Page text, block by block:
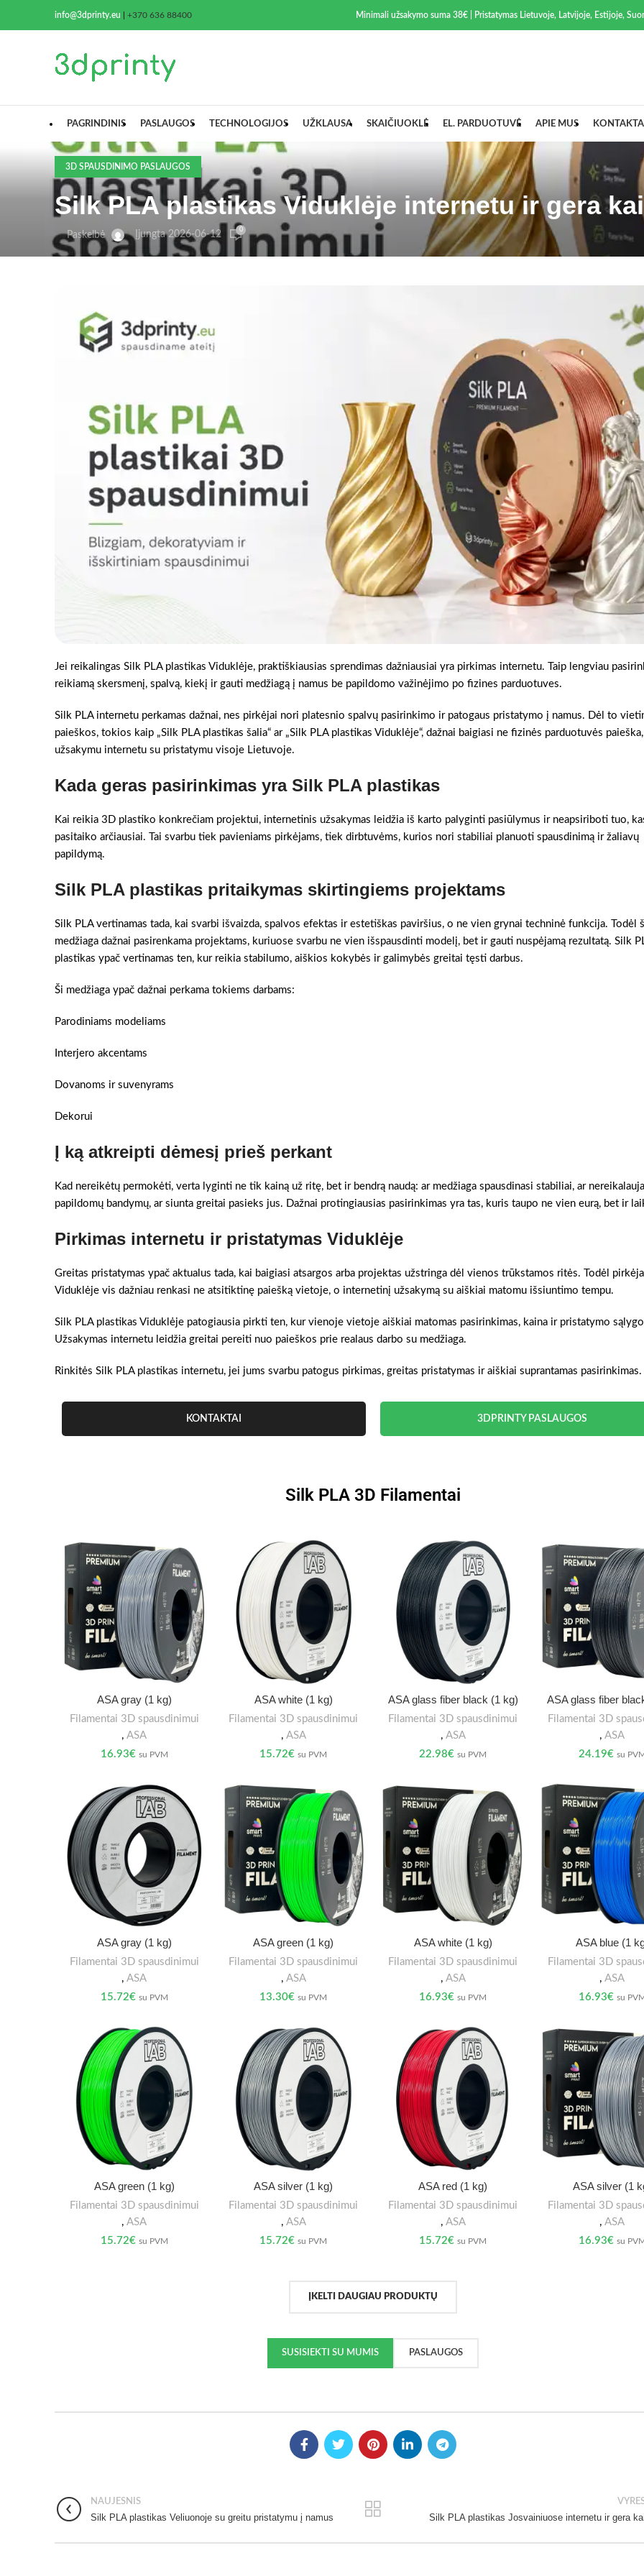
info@3dprinty.eu +370 636 88400 Minimali užsakymo suma 38€ | Pristatymas Lietuvoje, Latvijoje, Estijoje,
PAGRINDINIS PASLAUGOS TECHNOLOGIJOS UŽKLAUSA SKAIČIUOKLĖ EL. PARDUOTUVĖ APIE MUS
3D SPAUSDINIMO PASLAUGOS
Silk PLA plastikas Viduklėje internetu ir gera
Paskelbė Įjungta 2026-06-12 0
Jei reikalingas Silk PLA plastikas Viduklėje, praktiškiausias sprendimas dažniausiai yra pirkimas internetu. Taip lengviau
reikiamą skersmenį, spalvą, kiekį ir gauti medžiagą į namus be papildomo važinėjimo po fizines parduotuves.
Silk PLA internetu perkamas dažnai, nes pirkėjai nori platesnio spalvų pasirinkimo ir patogaus pristatymo į namus. Dėl to
paieškos, tokios kaip „Silk PLA plastikas šalia“ ar „Silk PLA plastikas Viduklėje“, dažnai baigiasi ne fizinės parduotuvės
užsakymu internetu su pristatymu visoje Lietuvoje.
Kada geras pasirinkimas yra Silk PLA plastikas
Kai reikia 3D plastiko konkrečiam projektui, internetinis užsakymas leidžia iš karto palyginti pasiūlymus ir neapsiriboti tuo,
pasitaiko arčiausiai. Tai svarbu tiek pavieniams pirkėjams, tiek dirbtuvėms, kurios nori stabiliai planuoti spausdinimą ir žaliavų
papildymą.
Silk PLA plastikas pritaikymas skirtingiems projektams
Silk PLA vertinamas tada, kai svarbi išvaizda, spalvos efektas ir estetiškas paviršius, o ne vien grynai techninė funkcija. Todėl
medžiaga dažnai pasirenkama projektams, kuriuose svarbu ne vien išspausdinti modelį, bet ir gauti nuspėjamą rezultatą. Silk
plastikas ypač vertinamas ten, kur reikia stabilumo, aiškios kokybės ir galimybės greitai tęsti darbus.
Ši medžiaga ypač dažnai perkama tokiems darbams:
Parodiniams modeliams
Interjero akcentams
Dovanoms ir suvenyrams
Dekorui
Į ką atkreipti dėmesį prieš perkant
Kad nereikėtų permokėti, verta lyginti ne tik kainą už ritę, bet ir bendrą naudą: ar medžiaga spausdinasi stabiliai, ar
papildomų bandymų, ar siunta greitai pasieks jus. Dažnai protingiausias pasirinkimas yra tas, kuris taupo ne vien eurą, bet ir
Pirkimas internetu ir pristatymas Viduklėje
Greitas pristatymas ypač aktualus tada, kai baigiasi atsargos arba projektas užstringa dėl vienos trūkstamos ritės. Todėl
Viduklėje vis dažniau renkasi ne atsitiktinę paiešką vietoje, o internetinį užsakymą su aiškiai matomu išsiuntimo tempu.
Silk PLA plastikas Viduklėje patogiausia pirkti ten, kur vienoje vietoje aiškiai matomas pasirinkimas, kaina ir pristatymo
Užsakymas internetu leidžia greitai pereiti nuo paieškos prie realaus darbo su medžiaga.
Rinkitės Silk PLA plastikas internetu, jei jums svarbu patogus pirkimas, greitas pristatymas ir aiškiai suprantamas pasirinkimas.
KONTAKTAI 3DPRINTY PASLAUGOS
Silk PLA 3D Filamentai
ASA gray (1 kg)
Filamentai 3D spausdinimui
,ASA
16.93€ su PVM
ASA white (1 kg)
Filamentai 3D spausdinimui
, ASA
15.72€ su PVM
ASA glass fiber black (1 kg)
Filamentai 3D spausdinimui
, ASA
22.98€ su PVM
ASA glass fiber
Filamentai 3D
,ASA
24.19€ su
ASA gray (1 kg)
Filamentai 3D spausdinimui
,ASA
15.72€ su PVM
ASA green (1 kg)
Filamentai 3D spausdinimui
, ASA
13.30€ su PVM
ASA white (1 kg)
Filamentai 3D spausdinimui
, ASA
16.93€ su PVM
ASA blue (1
Filamentai 3D
,ASA
16.93€ su
ASA green (1 kg)
Filamentai 3D spausdinimui
,ASA
15.72€ su PVM
ASA silver (1 kg)
Filamentai 3D spausdinimui
, ASA
15.72€ su PVM
ASA red (1 kg)
Filamentai 3D spausdinimui
, ASA
15.72€ su PVM
ASA silver (1
Filamentai 3D
,ASA
16.93€ su
ĮKELTI DAUGIAU PRODUKTŲ
SUSISIEKTI SU MUMIS PASLAUGOS
NAUJESNIS
Silk PLA plastikas Veliuonoje su greitu pristatymu į namus Silk PLA plastikas Josvainiuose internetu ir gera